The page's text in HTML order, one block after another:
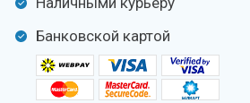
Банковской картой